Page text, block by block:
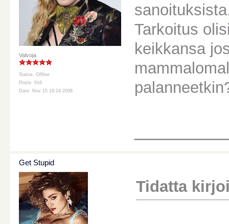
Valvoja
Status: Offline
Posts: 916
Date: Nov 15 19:24 2008
Tarkoitus
keikkansa
Get Stupid
Tidatta